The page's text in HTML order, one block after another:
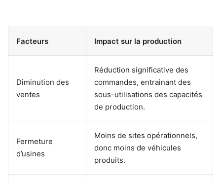
Facteurs Impact sur la production
Diminution des
ventes
Réduction significative des
commandes, entrainant des
sous-utilisations des capacités
de production.
Fermeture
d’usines
Moins de sites opérationnels,
donc moins de véhicules
produits.